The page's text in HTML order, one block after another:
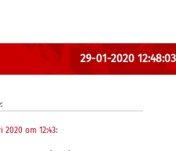
29-01-2020 12:48:03
2020 om 12:43: